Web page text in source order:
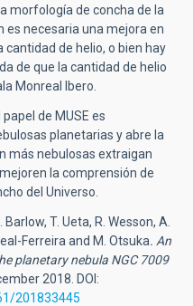
morfología de concha de la
es necesaria una mejora en
de helio, o bien hay
de que la cantidad de helio
Monreal Ibero.
de MUSE es
planetarias y abre la
más nebulosas extraigan
la comprensión de
del Universo.
T. Ueta, R. Wesson, A.
Ferreira and M. Otsuka. An
planetary nebula NGC 7009
2018. DOI:
201833445